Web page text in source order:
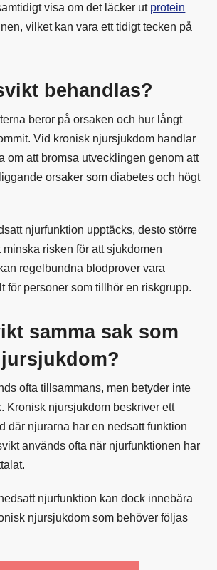
visa om det läcker ut protein
vilket kan vara ett tidigt tecken på
behandlas?
beror på orsaken och hur långt
Vid kronisk njursjukdom handlar
om att bromsa utvecklingen genom att
orsaker som diabetes och högt
njurfunktion upptäcks, desto större
risken för att sjukdomen
regelbundna blodprover vara
för personer som tillhör en riskgrupp.
samma sak som
ofta tillsammans, men betyder inte
Kronisk njursjukdom beskriver ett
där njurarna har en nedsatt funktion
används ofta när njurfunktionen har
njurfunktion kan dock innebära
njursjukdom som behöver följas